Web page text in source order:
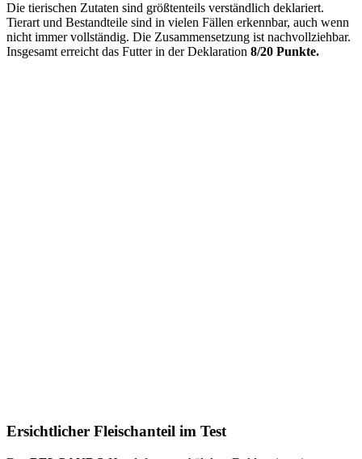
Die tierischen Zutaten sind größtenteils verständlich deklariert.
Tierart und Bestandteile sind in vielen Fällen erkennbar, auch wenn
nicht immer vollständig. Die Zusammensetzung ist nachvollziehbar.
Insgesamt erreicht das Futter in der Deklaration 8/20 Punkte.
Ersichtlicher Fleischanteil im Test